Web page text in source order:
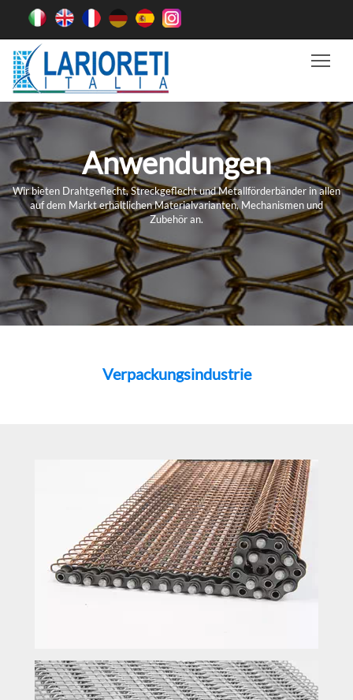
Anwendungen
Wir bieten Drahtgeflecht, Streckgeflecht und Metallförderbänder in allen
auf dem Markt erhältlichen Materialvarianten, Mechanismen und
Zubehör an.
Verpackungsindustrie